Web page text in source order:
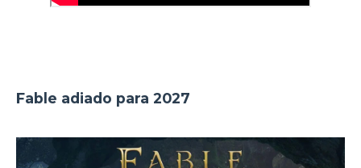
Fable adiado para 2027